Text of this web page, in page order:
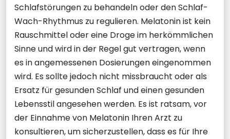
Schlafstörungen zu behandeln oder den Schlaf-
Wach-Rhythmus zu regulieren. Melatonin ist kein
Rauschmittel oder eine Droge im herkömmlichen
Sinne und wird in der Regel gut vertragen, wenn
es in angemessenen Dosierungen eingenommen
wird. Es sollte jedoch nicht missbraucht oder als
Ersatz für gesunden Schlaf und einen gesunden
Lebensstil angesehen werden. Es ist ratsam, vor
der Einnahme von Melatonin Ihren Arzt zu
konsultieren, um sicherzustellen, dass es für Ihre